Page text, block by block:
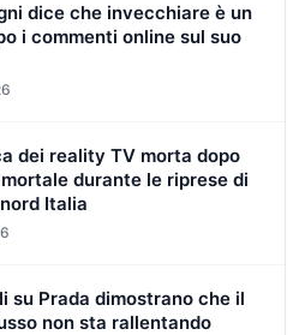
dice che invecchiare è un
i commenti online sul suo
dei reality TV morta dopo
durante le riprese di
Italia
su Prada dimostrano che il
non sta rallentando